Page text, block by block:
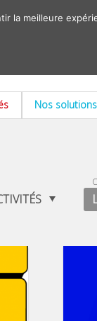
Nos solutions
la meilleure